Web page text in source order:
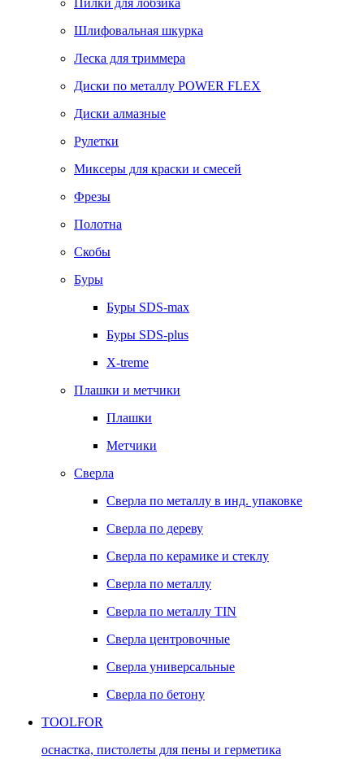
Пилки для лобзика
Шлифовальная шкурка
Леска для триммера
Диски по металлу POWER FLEX
Диски алмазные
Рулетки
Миксеры для краски и смесей
Фрезы
Полотна
Скобы
Буры
Буры SDS-max
Буры SDS-plus
X-treme
Плашки и метчики
Плашки
Метчики
Сверла
Сверла по металлу в инд. упаковке
Сверла по дереву
Сверла по керамике и стеклу
Сверла по металлу
Сверла по металлу TIN
Сверла центровочные
Сверла универсальные
Сверла по бетону
TOOLFOR
оснастка, пистолеты для пены и герметика